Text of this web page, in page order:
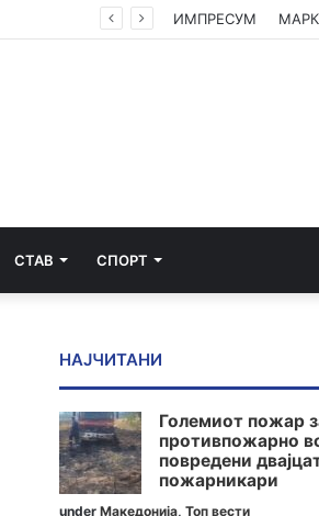
ИМПРЕСУМ
СТАВ СПОРТ
НАЈЧИТАНИ
Големиот пожар
противпожарно
повредени
пожарникари
underМакедонија,Топ вести